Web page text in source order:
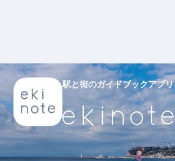
駅と街のガイドブックアプリ